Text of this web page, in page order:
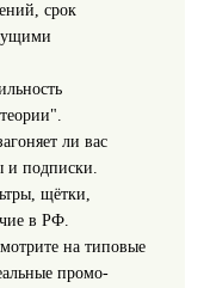
срок
ли вас
и подписки.
щётки,
в РФ.
на типовые
промо-